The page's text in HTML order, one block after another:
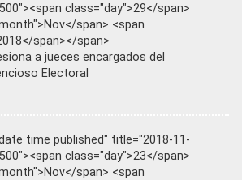
class="day">29</span>
span> <span
span></span>
a jueces encargados del
Electoral
time published" title="2018-11-
class="day">23</span>
span> <span